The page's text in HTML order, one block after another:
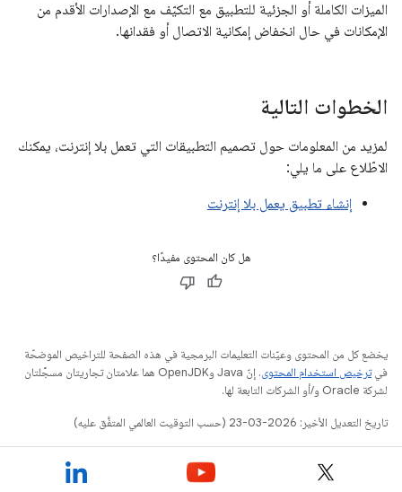
الميزات الكاملة أو الجزئية للتطبيق مع التكيّف مع الإصدارات الأقدم من
الإمكانات في حال انخفاض إمكانية الاتصال أو فقدانها.
الخطوات التالية
لمزيد من المعلومات حول تصميم التطبيقات التي تعمل بلا إنترنت، يمكنك
الاطّلاع على ما يلي:
إنشاء تطبيق يعمل بلا إنترنت
هل كان المحتوى مفيدًا؟
يخضع كل من المحتوى وعيّنات التعليمات البرمجية في هذه الصفحة للتراخيص الموضحّة
فيترخيص استخدام المحتوى
. إنّ Java وOpenJDK هما علامتان تجاريتان مسجَّلتان
لشركة Oracle و/أو الشركات التابعة لها.
تاريخ التعديل الأخير: 2026-03-23 (حسب التوقيت العالمي المتفَّق عليه)